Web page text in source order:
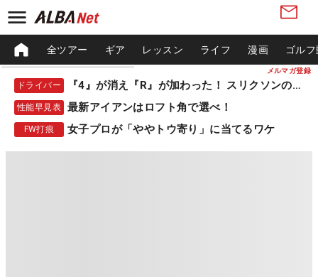
メルマガ登録
全ツアー ギア レッスン ライフ 漫画 ゴル
ドライバー 『4』が消え『R』が加わった！ スリクソンの新作
性能早見表 最新アイアンはロフト角で選べ！
FW打痕 女子プロが「ややトウ寄り」に当てるワケ